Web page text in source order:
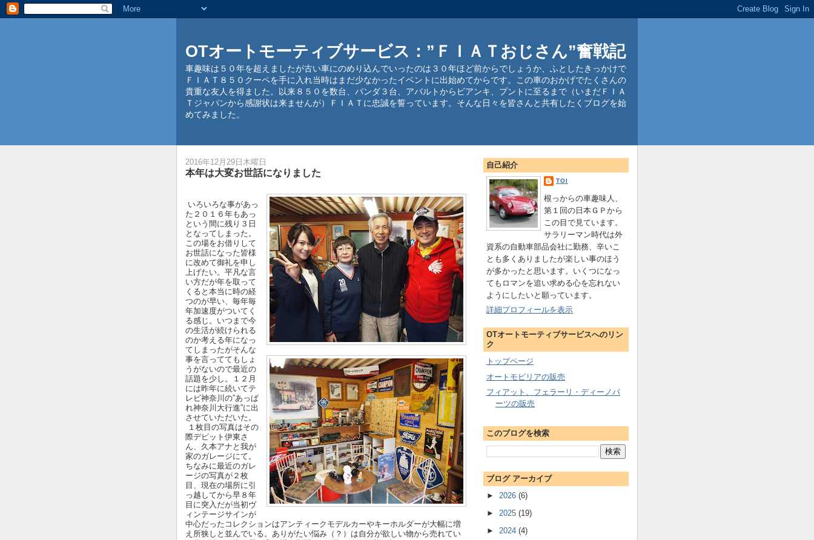
OTオートモーティブサービス：”ＦＩＡＴおじさん”奮戦記
車趣味は５０年を超えましたが古い車にのめり込んでいったのは３０年ほど前からでしょうか、ふとしたきっかけで
ＦＩＡＴ８５０クーペを手に入れ当時はまだ少なかったイベントに出始めてからです。この車のおかげでたくさんの
貴重な友人を得ました。以来８５０を数台、パンダ３台、アバルトからビアンキ、プントに至るまで（いまだＦＩＡ
Ｔジャパンから感謝状は来ませんが）ＦＩＡＴに忠誠を誓っています。そんな日々を皆さんと共有したくブログを始
めてみました。
2016年12月29日木曜日
本年は大変お世話になりました
いろいろな事があっ
た２０１６年もあっ
という間に残り３日
となってしまった。
この場をお借りして
お世話になった皆様
に改めて御礼を申し
上げたい。平凡な言
い方だが年を取って
くると本当に時の経
つのが早い、毎年毎
年加速度がついてく
る感じ。いつまで今
の生活が続けられる
のか考える年になっ
てしまったがそんな
事を言っててもしょ
うがないので最近の
話題を少し。１２月
には昨年に続いてテ
レビ神奈川の”あっぱ
れ神奈川大行進”に出
させていただいた。
１枚目の写真はその
際デビット伊東さ
ん、久本アナと我が
家のガレージにて。
ちなみに最近のガレ
ージの写真が２枚
目、現在の場所に引
っ越してから早８年
目に突入だが当初ヴ
ィンテージサインが
中心だったコレクションはアンティークモデルカーやキーホルダーが大幅に増
え所狭しと並んでいる。ありがたい悩み（？）は自分が欲しい物から売れてい
自己紹介
TOI
根っからの車趣味人、
第１回の日本ＧＰから
この目で見ています。
サラリーマン時代は外
資系の自動車部品会社に勤務、辛いこ
とも多くありましたが楽しい事のほう
が多かったと思います。いくつになっ
てもロマンを追い求める心を忘れない
ようにしたいと願っています。
詳細プロフィールを表示
OTオートモーティブサービスへのリン
ク
トップページ
オートモビリアの販売
フィアット、フェラーリ・ディーノパ
ーツの販売
このブログを検索
ブログ アーカイブ
► 2026 (6)
► 2025 (19)
► 2024 (4)